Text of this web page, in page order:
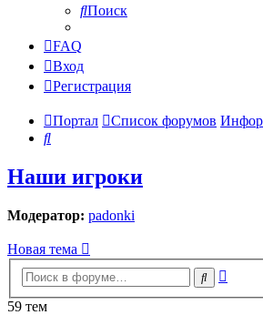
Поиск
FAQ
Вход
Регистрация
Портал Список форумов
Поиск
Наши игроки
Модератор: padonki
Новая тема
Поиск
59 тем